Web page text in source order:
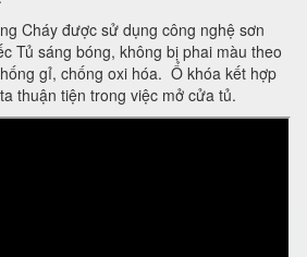
Cháy được sử dụng công nghệ sơn
Tủ sáng bóng, không bị phai màu theo
gỉ, chống oxi hóa. Ổ khóa kết hợp
thuận tiện trong việc mở cửa tủ.